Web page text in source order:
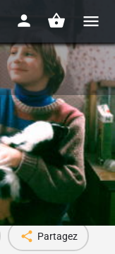
Avis
Partagez